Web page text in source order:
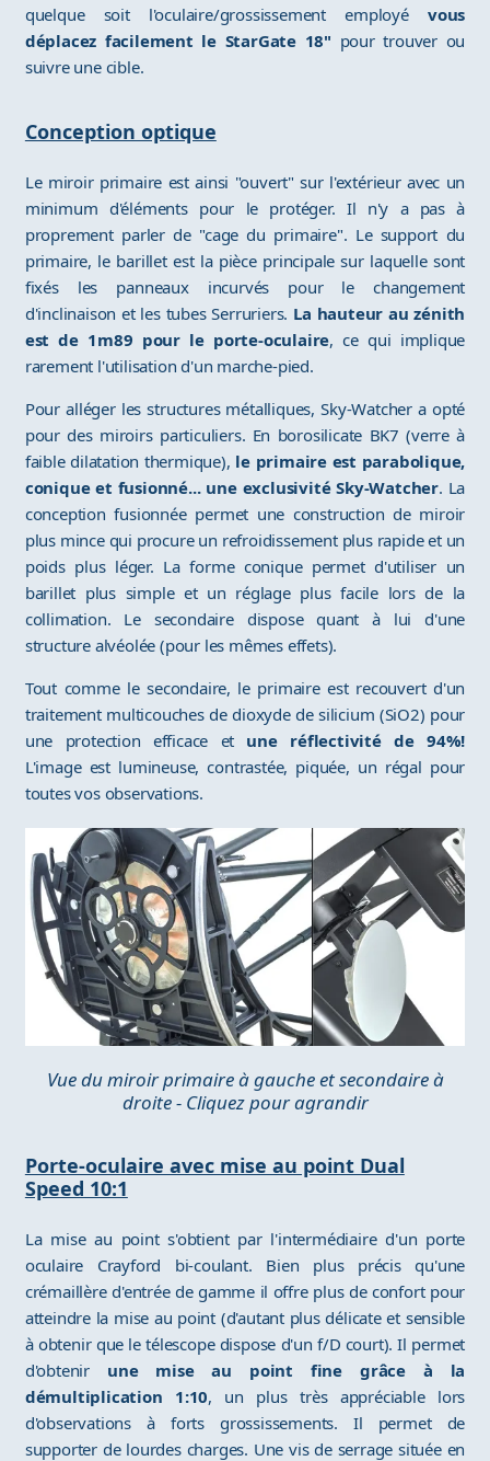
quelque soit l'oculaire/grossissement employé vous
déplacez facilement le StarGate 18" pour trouver ou
suivre une cible.
Conception optique
Le miroir primaire est ainsi "ouvert" sur l'extérieur avec un
minimum d'éléments pour le protéger. Il n'y a pas à
proprement parler de "cage du primaire". Le support du
primaire, le barillet est la pièce principale sur laquelle sont
fixés les panneaux incurvés pour le changement
d'inclinaison et les tubes Serruriers. La hauteur au zénith
est de 1m89 pour le porte-oculaire, ce qui implique
rarement l'utilisation d'un marche-pied.
Pour alléger les structures métalliques, Sky-Watcher a opté
pour des miroirs particuliers. En borosilicate BK7 (verre à
faible dilatation thermique), le primaire est parabolique,
conique et fusionné... une exclusivité Sky-Watcher. La
conception fusionnée permet une construction de miroir
plus mince qui procure un refroidissement plus rapide et un
poids plus léger. La forme conique permet d'utiliser un
barillet plus simple et un réglage plus facile lors de la
collimation. Le secondaire dispose quant à lui d'une
structure alvéolée (pour les mêmes effets).
Tout comme le secondaire, le primaire est recouvert d'un
traitement multicouches de dioxyde de silicium (SiO2) pour
une protection efficace et une réflectivité de 94%!
L'image est lumineuse, contrastée, piquée, un régal pour
toutes vos observations.
Vue du miroir primaire à gauche et secondaire à
droite - Cliquez pour agrandir
Porte-oculaire avec mise au point Dual
Speed 10:1
La mise au point s'obtient par l'intermédiaire d'un porte
oculaire Crayford bi-coulant. Bien plus précis qu'une
crémaillère d'entrée de gamme il offre plus de confort pour
atteindre la mise au point (d'autant plus délicate et sensible
à obtenir que le télescope dispose d'un f/D court). Il permet
d'obtenir une mise au point fine grâce à la
démultiplication 1:10, un plus très appréciable lors
d'observations à forts grossissements. Il permet de
supporter de lourdes charges. Une vis de serrage située en